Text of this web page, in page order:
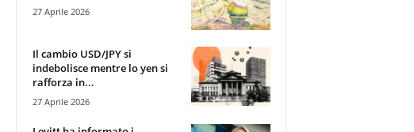
27 Aprile 2026
Il cambio USD/JPY si
indebolisce mentre lo yen si
rafforza in...
27 Aprile 2026